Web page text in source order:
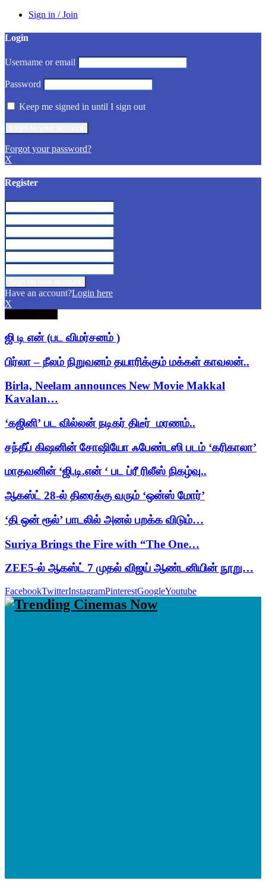
Sign in / Join
Login
Username or email
Password
Keep me signed in until I sign out
Forgot your password?
X
Register
Have an account?Login here
X
ஜி டி என் (பட விமர்சனம் )
பிர்லா – நீலம் நிறுவனம் தயாரிக்கும் மக்கள் காவலன்..
Birla, Neelam announces New Movie Makkal
Kavalan…
‘கஜினி’ பட வில்லன் நடிகர் திடீர் மரணம்..
சந்தீப் கிஷனின் சோஷியோ ஃபேண்டஸி படம் ‘கரிகாலா’
மாதவனின் ‘ஜி.டி.என் ‘ பட ப்ரீ ரிலீஸ் நிகழ்வு..
ஆகஸ்ட் 28-ல் திரைக்கு வரும் ‘ஒன்ஸ் மோர்’
‘தி ஒன் ரூல்’ பாடலில் அனல் பறக்க விடும்…
Suriya Brings the Fire with “The One…
ZEE5-ல் ஆகஸ்ட் 7 முதல் விஜய் ஆண்டனியின் நூறு…
FacebookTwitterInstagramPinterestGoogleYoutube